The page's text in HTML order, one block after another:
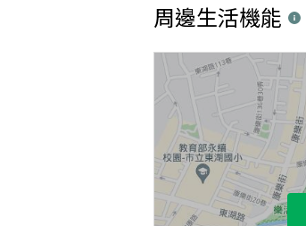
周邊生活機能